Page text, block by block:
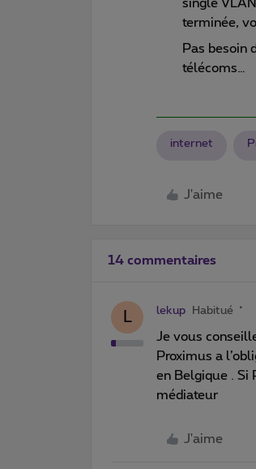
single
terminée,
Pas besoin
télécoms…
internet
J'aime
14 commentaires
L lekup Habitué
Je vous
Proximus a
en Belgique . Si
médiateur
J'aime